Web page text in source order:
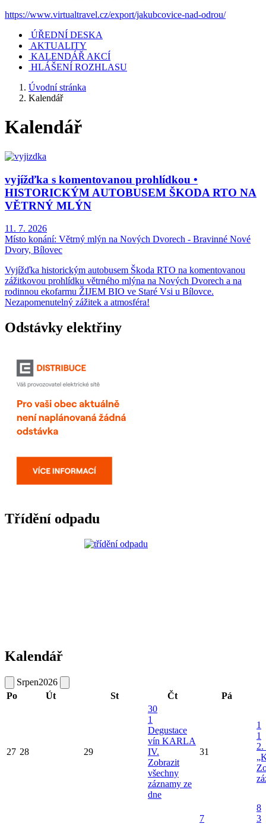
https://www.virtualtravel.cz/export/jakubcovice-nad-odrou/
ÚŘEDNÍ DESKA
AKTUALITY
KALENDÁŘ AKCÍ
HLÁŠENÍ ROZHLASU
Úvodní stránka
Kalendář
Kalendář
vyjížďka s komentovanou prohlídkou •
HISTORICKÝM AUTOBUSEM ŠKODA RTO NA
VĚTRNÝ MLÝN
11. 7. 2026
Místo konání: Větrný mlýn na Nových Dvorech - Bravinné Nové
Dvory, Bílovec
Vyjížďka historickým autobusem Škoda RTO na komentovanou
zážitkovou prohlídku větrného mlýna na Nových Dvorech a na
rodinnou ekofarmu ŽIJEM BIO ve Staré Vsi u Bílovce.
Nezapomenutelný zážitek a atmosféra!
Odstávky elektřiny
Třídění odpadu
Kalendář
Srpen2026
Po
Út St Čt Pá
27 28 29
30
1
Degustace
vín KARLA
IV.
Zobrazit
všechny
záznamy ze
dne
31
1
1
2.
7
8
3